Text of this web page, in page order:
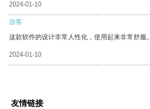
2024-01-10
游客
这款软件的设计非常人性化，使用起来非常舒服。
2024-01-10
友情链接